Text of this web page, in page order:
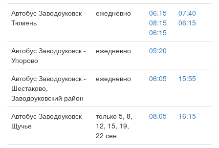
Автобус Заводоуковск -
Тюмень
ежедневно 06:15
07:40
08:15
06:15
06:15
Автобус Заводоуковск -
Упорово
ежедневно 05:20
Автобус Заводоуковск -
Шестаково,
Заводоуковский район
ежедневно 06:05 15:55
Автобус Заводоуковск -
Щучье
только 5, 8,
12, 15, 19,
22 сен
08:05 16:15